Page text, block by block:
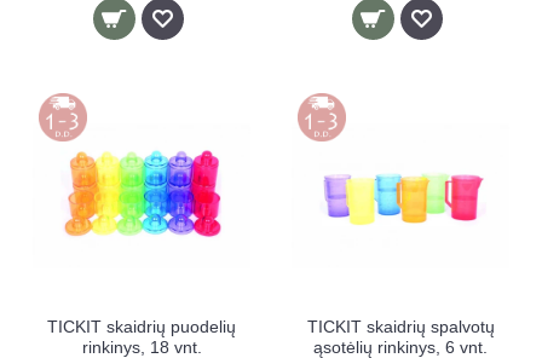
TICKIT skaidrių puodelių
rinkinys, 18 vnt.
TICKIT skaidrių spalvotų
ąsotėlių rinkinys, 6 vnt.